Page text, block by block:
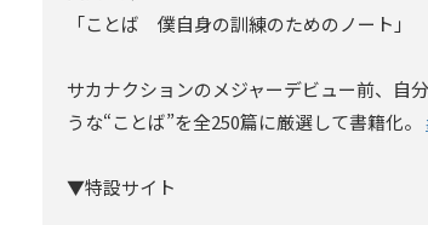
「ことば 僕自身の訓練のためのノート」
サカナクションのメジャーデビュー前、自
うな“ことば”を全250篇に厳選して書籍化。
▼特設サイト